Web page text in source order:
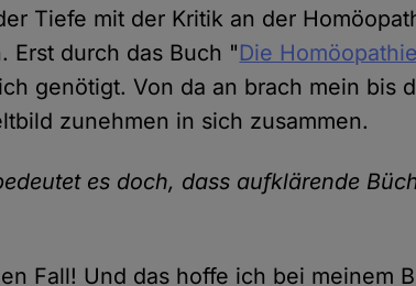
Tiefe mit der Kritik an der
Erst durch das Buch "Die
genötigt. Von da an brach mein bis
zunehmen in sich zusammen.
es doch, dass aufklärende
Fall! Und das hoffe ich bei meinem